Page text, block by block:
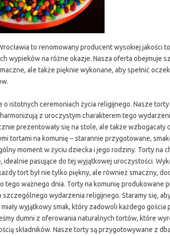
to renomowany producent wysokiej jakości
wypieków na różne okazje. Nasza oferta obejmuje
ale także pięknie wykonane, aby spełnić
o istotnych ceremoniach życia religijnego. Nasze
z uroczystym charakterem tego
prezentowały się na stole, ale także wzbogacały
tortami na komunię – starannie przygotowane,
moment w życiu dziecka i jego rodziny. Torty na
idealnie pasujące do tej wyjątkowej uroczystości.
tort był nie tylko piękny, ale również smaczny,
tego ważnego dnia. Torty na komunię produkowane
wydarzenia religijnego. Staramy się,
wyjątkowy smak, który zadowoli każdego gościa
dumni z oferowania naturalnych tortów, które
składników. Nasze torty są przygotowywane z